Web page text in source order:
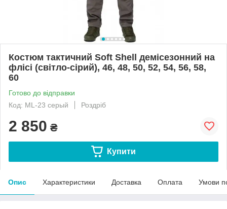
Костюм тактичний Soft Shell демісезонний на
флісі (світло-сірий), 46, 48, 50, 52, 54, 56, 58,
60
Готово до відправки
Код: ML-23 серый
Роздріб
2 850 ₴
Купити
Опис Характеристики Доставка Оплата Умови